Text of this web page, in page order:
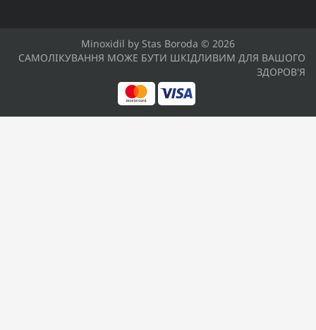
Minoxidil by Stas Boroda © 2026
САМОЛІКУВАННЯ МОЖЕ БУТИ ШКІДЛИВИМ ДЛЯ ВАШОГО
ЗДОРОВ'Я